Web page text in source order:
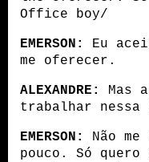
Office boy/
EMERSON:
Eu
me oferecer.
ALEXANDRE:
Mas
trabalhar nessa
EMERSON:
Não
pouco. Só